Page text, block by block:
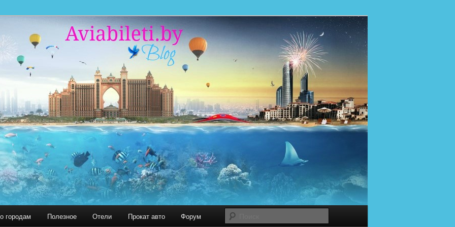
миру. С нами легко путешествовать!
городам Полезное Отели Прокат авто Форум